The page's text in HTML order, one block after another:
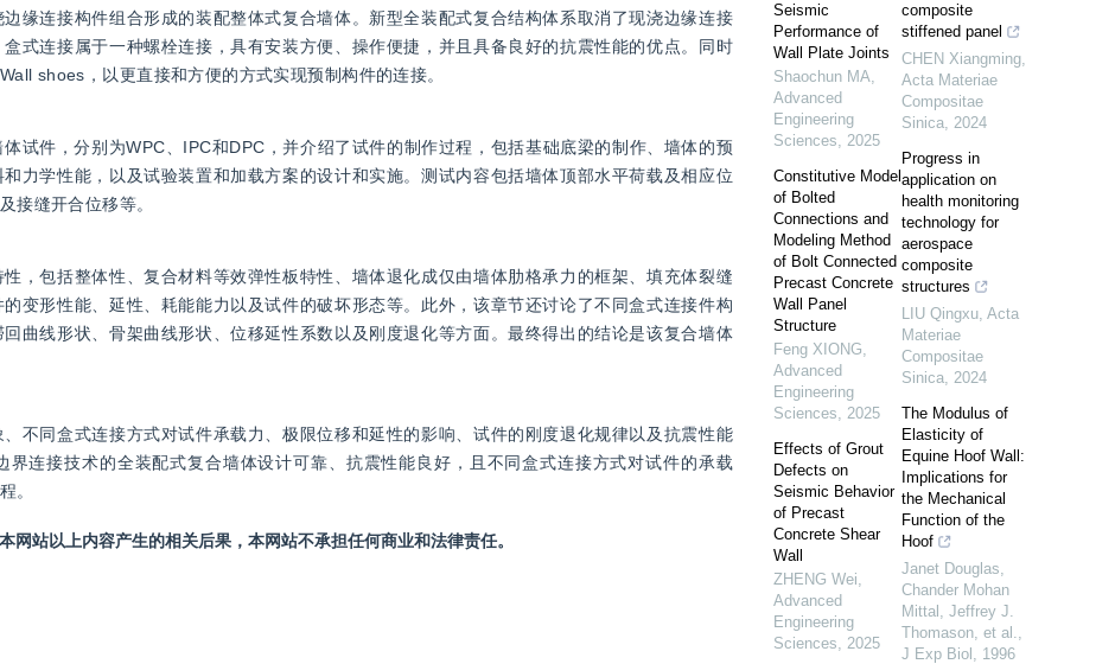
缘连接构件组合形成的装配整体式复合墙体。新型全装配式复合结构体系取消了现浇边缘连接
式连接属于一种螺栓连接，具有安装方便、操作便捷，并且具备良好的抗震性能的优点。同时
shoes，以更直接和方便的方式实现预制构件的连接。
试件，分别为WPC、IPC和DPC，并介绍了试件的制作过程，包括基础底梁的制作、墙体的预
力学性能，以及试验装置和加载方案的设计和实施。测试内容包括墙体顶部水平荷载及相应位
接缝开合位移等。
，包括整体性、复合材料等效弹性板特性、墙体退化成仅由墙体肋格承力的框架、填充体裂缝
变形性能、延性、耗能能力以及试件的破坏形态等。此外，该章节还讨论了不同盒式连接件构
曲线形状、骨架曲线形状、位移延性系数以及刚度退化等方面。最终得出的结论是该复合墙体
不同盒式连接方式对试件承载力、极限位移和延性的影响、试件的刚度退化规律以及抗震性能
连接技术的全装配式复合墙体设计可靠、抗震性能良好，且不同盒式连接方式对试件的承载
。
站以上内容产生的相关后果，本网站不承担任何商业和法律责任。
Seismic
Performance of
Wall Plate Joints
Shaochun MA,
Advanced
Engineering
Sciences, 2025
Constitutive Model
of Bolted
Connections and
Modeling Method
of Bolt Connected
Precast Concrete
Wall Panel
Structure
Feng XIONG,
Advanced
Engineering
Sciences, 2025
Effects of Grout
Defects on
Seismic Behavior
of Precast
Concrete Shear
Wall
ZHENG Wei,
Advanced
Engineering
Sciences, 2025
composite
stiffened panel
CHEN Xiangming,
Acta Materiae
Compositae
Sinica, 2024
Progress in
application on
health monitoring
technology for
aerospace
composite
structures
LIU Qingxu, Acta
Materiae
Compositae
Sinica, 2024
The Modulus of
Elasticity of
Equine Hoof Wall:
Implications for
the Mechanical
Function of the
Hoof
Janet Douglas,
Chander Mohan
Mittal, Jeffrey J.
Thomason, et al.,
J Exp Biol , 1996